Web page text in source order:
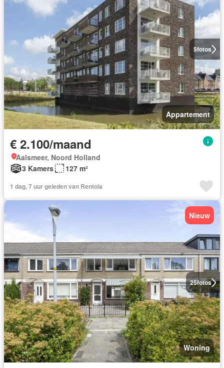
5fotos
Appartement
€ 2.100/maand
Aalsmeer, Noord Holland
3 Kamers
127 m²
1 dag, 7 uur geleden van Rentola
25fotos
Nieuw
Woning